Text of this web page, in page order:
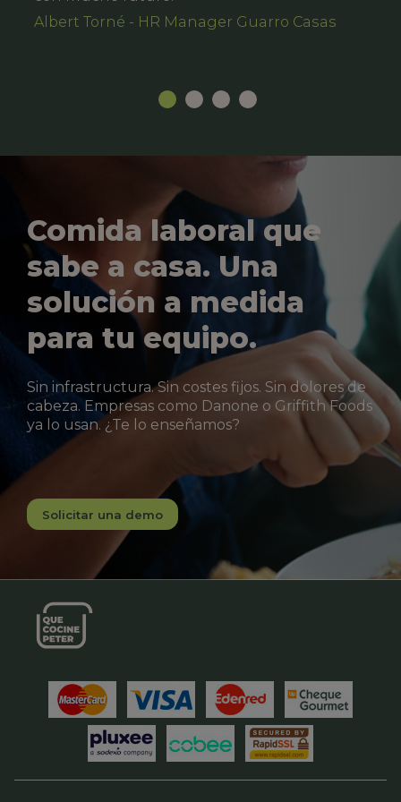
Albert Torné - HR Manager Guarro Casas
Comida laboral que
sabe a casa. Una
solución a medida
para tu equipo.
Sin infrastructura. Sin costes fijos. Sin dolores de
cabeza. Empresas como Danone o Griffith Foods
ya lo usan. ¿Te lo enseñamos?
Solicitar una demo